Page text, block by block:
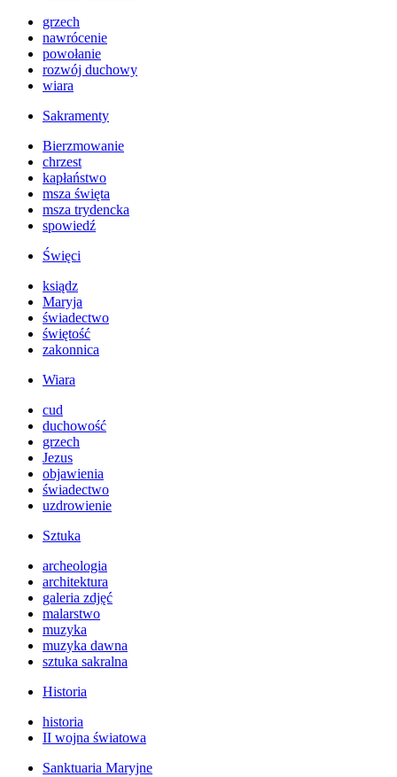
grzech
nawrócenie
powołanie
rozwój duchowy
wiara
Sakramenty
Bierzmowanie
chrzest
kapłaństwo
msza święta
msza trydencka
spowiedź
Święci
ksiądz
Maryja
świadectwo
świętość
zakonnica
Wiara
cud
duchowość
grzech
Jezus
objawienia
świadectwo
uzdrowienie
Sztuka
archeologia
architektura
galeria zdjęć
malarstwo
muzyka
muzyka dawna
sztuka sakralna
Historia
historia
II wojna światowa
Sanktuaria Maryjne